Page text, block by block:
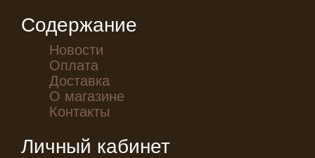
Содержание
Новости
Оплата
Доставка
О магазине
Контакты
Личный кабинет